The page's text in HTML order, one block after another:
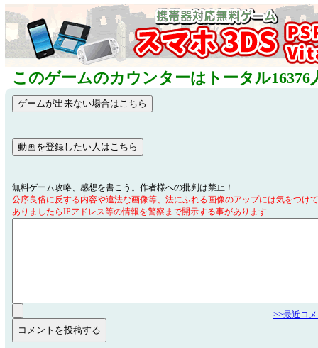
このゲームのカウンターはトータル16376
無料ゲーム攻略、感想を書こう。作者様への批判は禁止！
公序良俗に反する内容や違法な画像等、法にふれる画像のアップには気をつけ
ありましたらIPアドレス等の情報を警察まで開示する事があります
>>最近コ